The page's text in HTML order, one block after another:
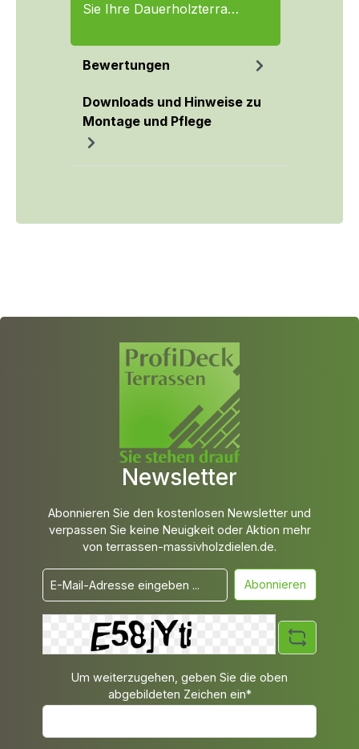
Sie Ihre Dauerholzterra…
Bewertungen
Downloads und Hinweise zu
Montage und Pflege
Newsletter
Abonnieren Sie den kostenlosen Newsletter und
verpassen Sie keine Neuigkeit oder Aktion mehr
von terrassen-massivholzdielen.de.
Abonnieren
Um weiterzugehen, geben Sie die oben
abgebildeten Zeichen ein*